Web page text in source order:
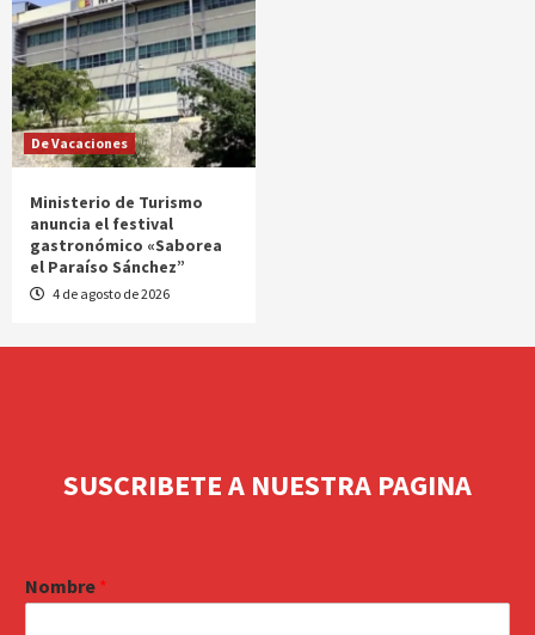
De Vacaciones
Ministerio de Turismo
anuncia el festival
gastronómico «Saborea
el Paraíso Sánchez”
4 de agosto de 2026
SUSCRIBETE A NUESTRA PAGINA
Nombre *